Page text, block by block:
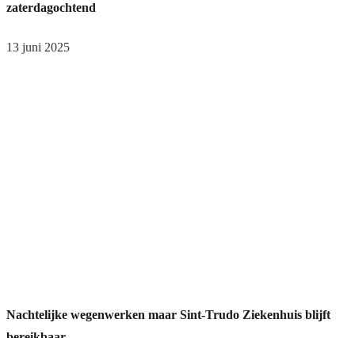
zaterdagochtend
13 juni 2025
Nachtelijke wegenwerken maar Sint-Trudo Ziekenhuis blijft